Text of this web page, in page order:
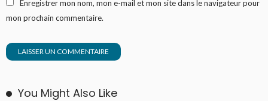
Enregistrer mon nom, mon e-mail et mon site dans le navigateur pour
mon prochain commentaire.
You Might Also Like